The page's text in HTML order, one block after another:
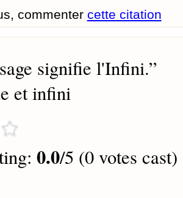
commenter cette citation
signifie l'Infini.”
et infini
0.0/5 (0 votes cast)